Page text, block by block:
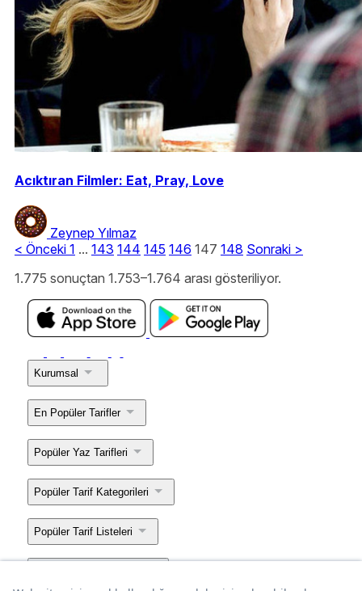
Acıktıran Filmler: Eat, Pray, Love
Zeynep Yılmaz
< Önceki 1 ... 143 144 145 146 147 148 Sonraki >
1.775 sonuçtan 1.753–1.764 arası gösteriliyor.
Kurumsal
En Popüler Tarifler
Popüler Yaz Tarifleri
Popüler Tarif Kategorileri
Popüler Tarif Listeleri